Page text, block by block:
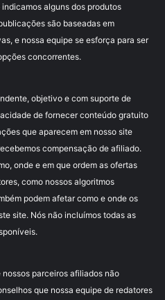
alguns dos produtos
são baseadas em
e nossa equipe se esforça para ser
concorrentes.
objetivo e com suporte de
de fornecer conteúdo gratuito
que aparecem em nosso site
compensação de afiliado.
onde e em que ordem as ofertas
como nossos algoritmos
podem afetar como e onde os
site. Nós não incluímos todas as
parceiros afiliados não
que nossa equipe de redatores